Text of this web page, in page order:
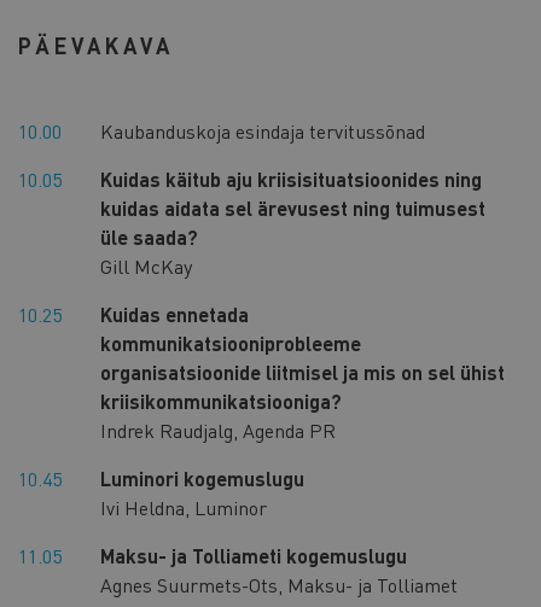
PÄEVAKAVA
10.00
Kaubanduskoja esindaja tervitussõnad
10.05
Kuidas käitub aju kriisisituatsioonides ning
kuidas aidata sel ärevusest ning tuimusest
üle saada?
Gill McKay
10.25
Kuidas ennetada
kommunikatsiooniprobleeme
organisatsioonide liitmisel ja mis on sel ühist
kriisikommunikatsiooniga?
Indrek Raudjalg, Agenda PR
10.45
Luminori kogemuslugu
Ivi Heldna, Luminor
11.05
Maksu- ja Tolliameti kogemuslugu
Agnes Suurmets-Ots, Maksu- ja Tolliamet